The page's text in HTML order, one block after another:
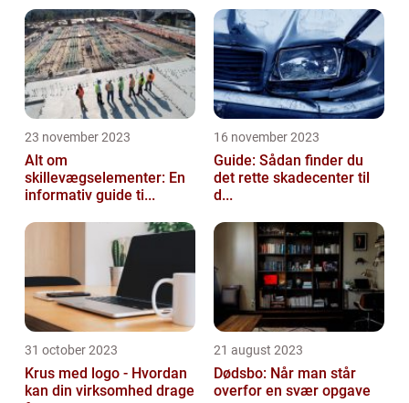
23 november 2023
Alt om
skillevægselementer: En
informativ guide ti...
16 november 2023
Guide: Sådan finder du
det rette skadecenter til
d...
31 october 2023
Krus med logo - Hvordan
kan din virksomhed drage
21 august 2023
Dødsbo: Når man står
overfor en svær opgave